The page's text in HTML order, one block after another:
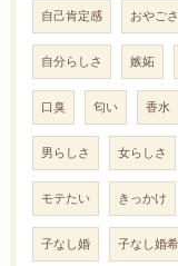
自己肯定感 おやご
自分らしさ 嫉妬
口臭 匂い 香水
男らしさ 女らしさ
モテたい きっかけ
子なし婚 子なし婚